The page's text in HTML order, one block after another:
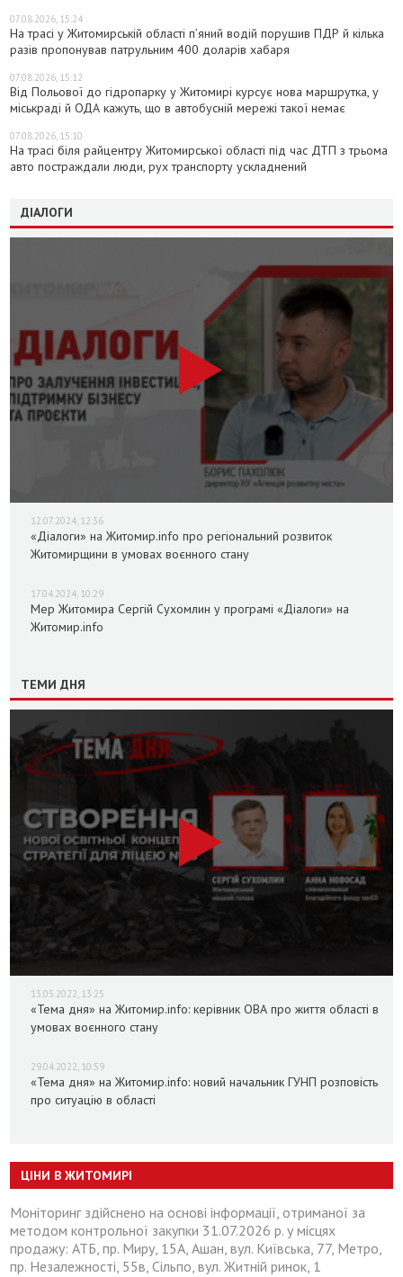
07.08.2026, 15:24
На трасі у Житомирській області п’яний водій порушив ПДР й кілька
разів пропонував патрульним 400 доларів хабаря
07.08.2026, 15:12
Від Польової до гідропарку у Житомирі курсує нова маршрутка, у
міськраді й ОДА кажуть, що в автобусній мережі такої немає
07.08.2026, 15:10
На трасі біля райцентру Житомирської області під час ДТП з трьома
авто постраждали люди, рух транспорту ускладнений
ДІАЛОГИ
12.07.2024, 12:36
«Діалоги» на Житомир.info про регіональний розвиток
Житомирщини в умовах воєнного стану
17.04.2024, 10:29
Мер Житомира Сергій Сухомлин у програмі «Діалоги» на
Житомир.info
ТЕМИ ДНЯ
13.05.2022, 13:25
«Тема дня» на Житомир.info: керівник ОВА про життя області в
умовах воєнного стану
29.04.2022, 10:59
«Тема дня» на Житомир.info: новий начальник ГУНП розповість
про ситуацію в області
ЦІНИ В ЖИТОМИРІ
Моніторинг здійснено на основі інформації, отриманої за
методом контрольної закупки 31.07.2026 р. у місцях
продажу: АТБ, пр. Миру, 15А, Ашан, вул. Київська, 77, Метро,
пр. Незалежності, 55в, Сільпо, вул. Житній ринок, 1